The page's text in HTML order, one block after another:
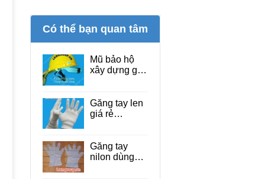
Có thể bạn quan tâm
Mũ bảo hộ
xây dựng giá
Găng tay len
giá rẻ
Găng tay
nilon dùng